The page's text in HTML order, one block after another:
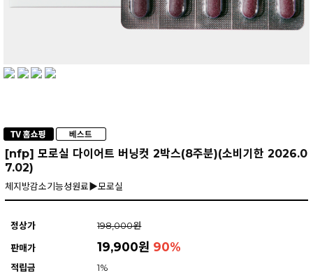
[nfp] 모로실 다이어트 버닝컷 2박스(8주분)(소비기한 2026.0
7.02)
체지방감소기능성원료▶모로실
정상가
198,000원
판매가
19,900원 90%
적립금
1%